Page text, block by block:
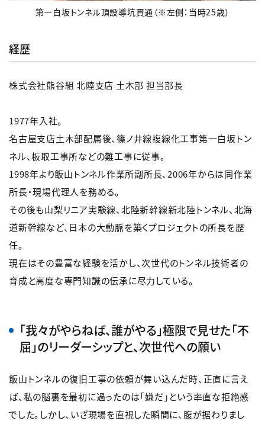
第一白坂トンネル頂設導坑貫通（※左側：当時25歳）
経歴
株式会社熊谷組 北陸支店 土木部 担当部長
1977年入社。
名古屋支店土木部配属後、篠ノ井線複線化工事第一白坂トン
ネル、板取工事所などの難工事に従事。
1998年より飯山トンネル作業所副所長、2006年からは同作業
所長・現場代理人を務める。
その後も山梨リニア実験線、北陸新幹線新北陸トンネル、北海
道新幹線など、日本の大動脈を築くプロジェクトの所長を歴
任。
現在はその豊富な経験を活かし、次世代のトンネル技術者の
育成と高度な専門知識の伝承に尽力している。
「我々がやらねば、誰がやる」極限で見せた「不
屈」のリーダーシップと、次世代への願い
飯山トンネルの復旧工事の依頼が舞い込んだ時、正直に言え
ば、私の脳裏を最初に過ったのは「嫌だ」という率直な拒絶感
でした。しかし、いざ現場を直視した瞬間に、腹が据わりまし